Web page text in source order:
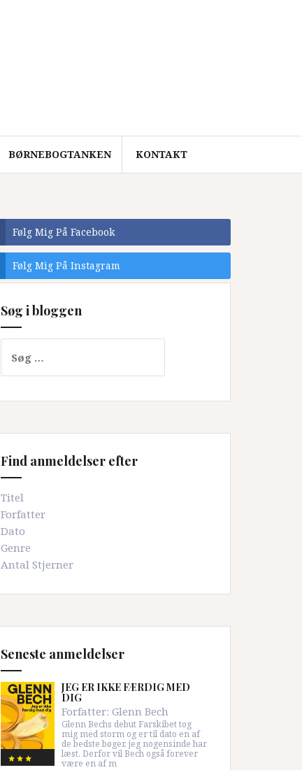
BØRNEBOGTANKEN KONTAKT
Følg Mig På Facebook
Følg Mig På Instagram
Søg i bloggen
efter:
Find anmeldelser efter
Titel
Forfatter
Dato
Genre
Antal Stjerner
Seneste anmeldelser
JEG ER IKKE FÆRDIG MED
DIG
Forfatter: Glenn Bech
Glenn Bechs debut Farskibet tog
mig med storm og er til dato en af
de bedste bøger, jeg nogensinde har
læst. Derfor vil Bech også forever
være en af m